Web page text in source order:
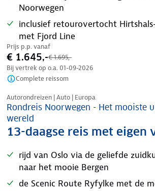
Noorwegen
inclusief retourovertocht
met Fjord Line
Prijs p.p. vanaf
€ 1.645,-€ 1.695,-
Bij vertrek op o.a. 01-09-2026
Complete reissom
Nazomer korting
Autorondreizen | Auto | Europa
Rondreis Noorwegen - Het mooiste
wereld
13-daagse reis met eigen
rijd van Oslo via de geliefde
naar het mooie Bergen
de Scenic Route Ryfylke met de